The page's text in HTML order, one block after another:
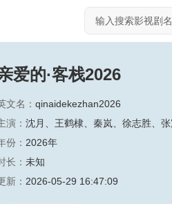
爱的·客栈2026
文名： qinaidekezhan2026
演： 沈月 王鹤棣 秦岚 徐志胜 张
份： 2026年
长： 未知
新： 2026-05-29 16:47:09